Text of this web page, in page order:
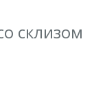
склизом